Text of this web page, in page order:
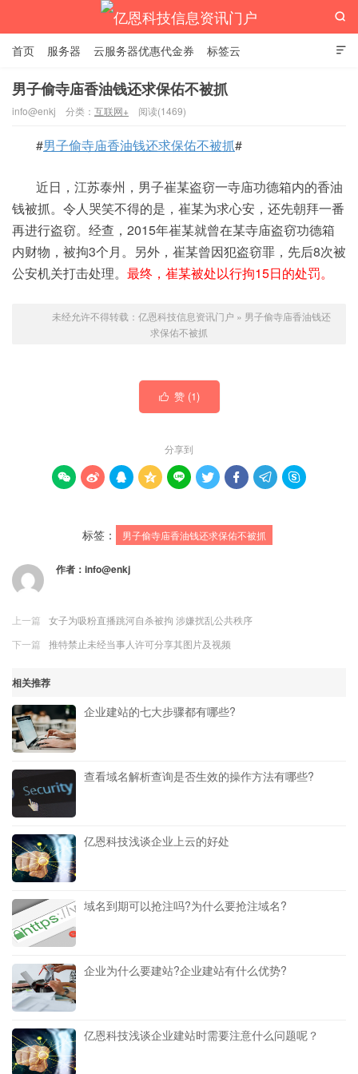

首页 服务器 云服务器优惠代金券 标签云

男子偷寺庙香油钱还求保佑不被抓
info@enkj 分类： 互联网+ 阅读(1469)
#男子偷寺庙香油钱还求保佑不被抓#
近日，江苏泰州，男子崔某盗窃一寺庙功德箱内的香油
钱被抓。令人哭笑不得的是，崔某为求心安，还先朝拜一番
再进行盗窃。经查，2015年崔某就曾在某寺庙盗窃功德箱
内财物，被拘3个月。另外，崔某曾因犯盗窃罪，先后8次被
公安机关打击处理。 最终，崔某被处以行拘15日的处罚。
未经允许不得转载： 亿恩科技信息资讯门户 » 男子偷寺庙香油钱还
求保佑不被抓
 赞 (1)
分享到
        
标签： 男子偷寺庙香油钱还求保佑不被抓
作者： info@enkj
上一篇
女子为吸粉直播跳河自杀被拘 涉嫌扰乱公共秩序
下一篇
推特禁止未经当事人许可分享其图片及视频
相关推荐
企业建站的七大步骤都有哪些?
查看域名解析查询是否生效的操作方法有哪些?
亿恩科技浅谈企业上云的好处
域名到期可以抢注吗?为什么要抢注域名?
企业为什么要建站?企业建站有什么优势?
亿恩科技浅谈企业建站时需要注意什么问题呢？